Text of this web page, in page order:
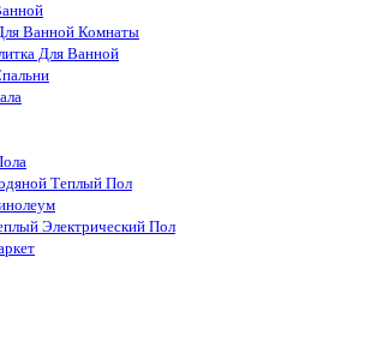
Ванной Комнаты
Для Ванной
Теплый Пол
Электрический Пол